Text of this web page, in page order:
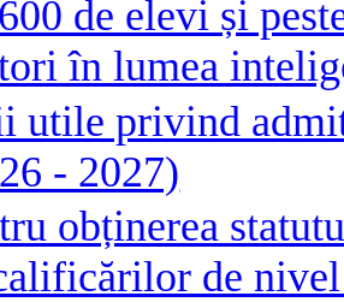
de elevi și
în lumea
utile privind
- 2027)
obținerea
de